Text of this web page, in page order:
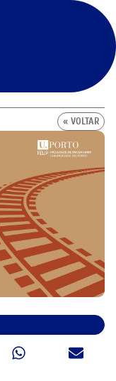
« VOLTAR